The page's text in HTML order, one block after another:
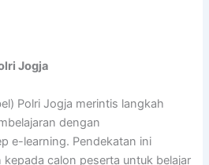
Jogja
Polri Jogja merintis langkah
dengan
e-learning. Pendekatan ini
calon peserta untuk belajar